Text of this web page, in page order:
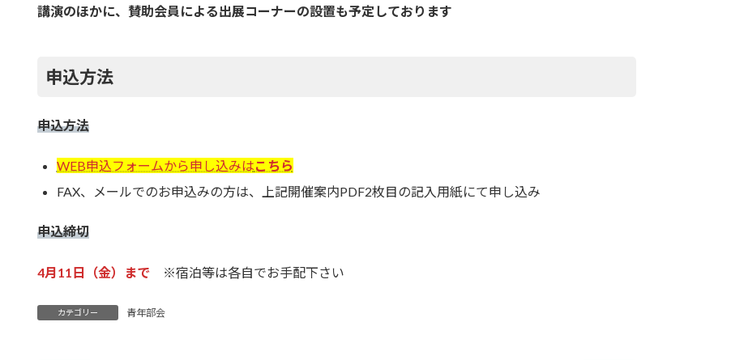
講演のほかに、賛助会員による出展コーナーの設置も予定しております
申込方法
申込方法
WEB申込フォームから申し込みはこちら
FAX、メールでのお申込みの方は、上記開催案内PDF2枚目の記入用紙にて申し込み
申込締切
4月11日（金）まで ※宿泊等は各自でお手配下さい
カテゴリー 青年部会